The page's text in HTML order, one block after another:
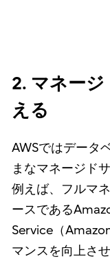
2. マネー
える
AWSではデータ
まなマネージド
例えば、フルマ
ースである
Service（
マンスを向上さ